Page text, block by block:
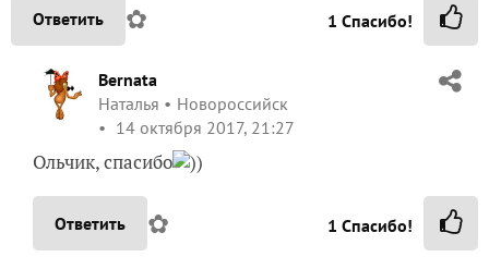
Ответить ✿ 1 Спасибо!
Bernata
Наталья
Новороссийск
14 октября 2017, 21:27
Ольчик, спасибо ))
Ответить ✿ 1 Спасибо!